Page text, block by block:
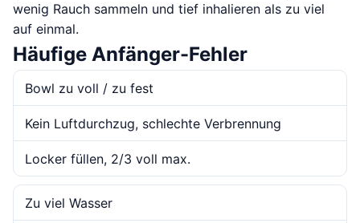
wenig Rauch sammeln und tief inhalieren als zu viel
auf einmal.
Häufige Anfänger-Fehler
Bowl zu voll / zu fest
Kein Luftdurchzug, schlechte Verbrennung
Locker füllen, 2/3 voll max.
Zu viel Wasser